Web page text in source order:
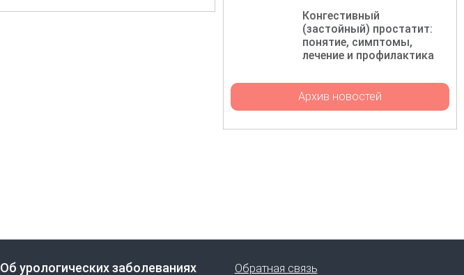
Конгестивный
(застойный) простатит:
понятие, симптомы,
лечение и профилактика
Архив новостей
Об урологических заболеваниях Обратная связь